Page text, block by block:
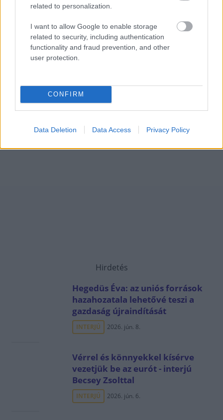
related to personalization.
I want to allow Google to enable storage
related to security, including authentication
functionality and fraud prevention, and other
user protection.
CONFIRM
Data Deletion Data Access Privacy Policy
Hirdetés
Hegedüs Éva: az uniós források
hazahozatala lehetővé teszi a
gazdaság újraindítását
INTERJÚ 2026. jún. 8.
Vérrel és könnyekkel kísérve
vezetjük be az eurót - interjú
Becsey Zsolttal
INTERJÚ 2026. jún. 6.